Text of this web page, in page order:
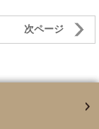
次ページ